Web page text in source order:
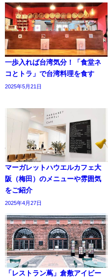
一歩入れば台湾気分！「食堂ネ
コとトラ」で台湾料理を食す
2025年5月21日
マーガレットハウエルカフェ大
阪（梅田）のメニューや雰囲気
をご紹介
2025年4月27日
「レストラン蔦」倉敷アイビー